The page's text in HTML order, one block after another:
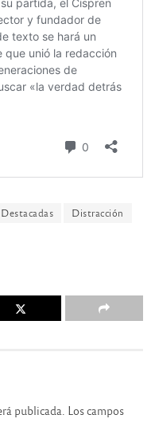
Destacadas
Distracción
publicada. Los campos